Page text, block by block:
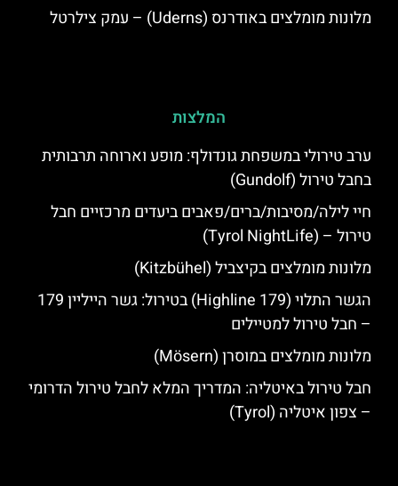
מלונות מומלצים באודרנס (Uderns) – עמק צילרטל
המלצות
ערב טירולי במשפחת גונדולף: מופע וארוחה תרבותית
בחבל טירול (Gundolf)
חיי לילה/מסיבות/ברים/פאבים ביעדים מרכזיים חבל
טירול – (Tyrol NightLife)
מלונות מומלצים בקיצביל (Kitzbühel)
הגשר התלוי (Highline 179) בטירול: גשר הייליין 179
– חבל טירול למטיילים
מלונות מומלצים במוסרן (Mösern)
חבל טירול באיטליה: המדריך המלא לחבל טירול הדרומי
– צפון איטליה (Tyrol)